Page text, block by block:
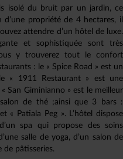
isolé du bruit par un jardin, ce
propriété de 4 hectares, il
attendre d’un hôtel de luxe.
et sophistiquée sont très
y trouverez tout le confort
: le « Spice Road » est un
« 1911 Restaurant » est une
San Giminianno » est le meilleur
de thé ;ainsi que 3 bars :
« Patiala Peg ». L’hôtel dispose
spa qui propose des soins
salle de yoga, d’un salon de
de pâtisseries.